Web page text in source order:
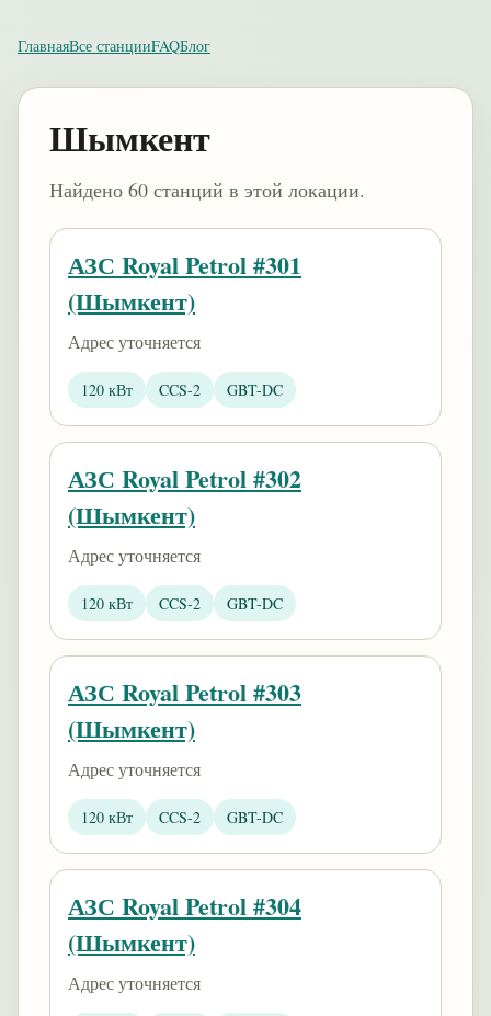
ГлавнаяВсе станцииFAQБлог
Шымкент
Найдено 60 станций в этой локации.
АЗС Royal Petrol #301
(Шымкент)
Адрес уточняется
120 кВт CCS-2 GBT-DC
АЗС Royal Petrol #302
(Шымкент)
Адрес уточняется
120 кВт CCS-2 GBT-DC
АЗС Royal Petrol #303
(Шымкент)
Адрес уточняется
120 кВт CCS-2 GBT-DC
АЗС Royal Petrol #304
(Шымкент)
Адрес уточняется